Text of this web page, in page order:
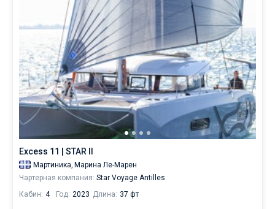
Excess 11 | STAR II
Мартиника, Марина Ле-Марен
Чартерная компания: Star Voyage Antilles
Кабин: 4 Год: 2023 Длина: 37 фт